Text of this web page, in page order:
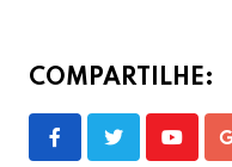
COMPARTILHE:
Youtube